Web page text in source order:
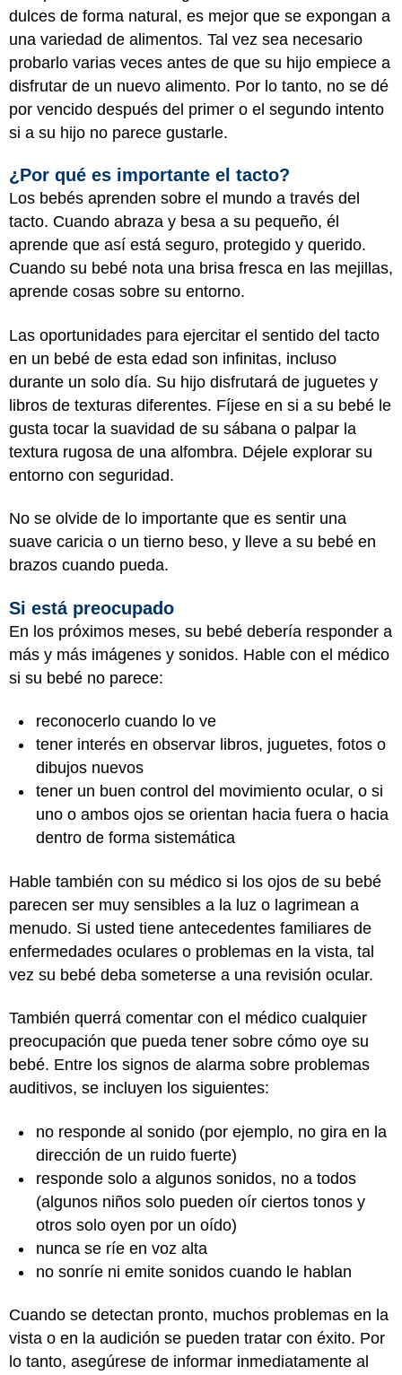
dulces de forma natural, es mejor que se expongan a
una variedad de alimentos. Tal vez sea necesario
probarlo varias veces antes de que su hijo empiece a
disfrutar de un nuevo alimento. Por lo tanto, no se dé
por vencido después del primer o el segundo intento
si a su hijo no parece gustarle.
¿Por qué es importante el tacto?
Los bebés aprenden sobre el mundo a través del
tacto. Cuando abraza y besa a su pequeño, él
aprende que así está seguro, protegido y querido.
Cuando su bebé nota una brisa fresca en las mejillas,
aprende cosas sobre su entorno.
Las oportunidades para ejercitar el sentido del tacto
en un bebé de esta edad son infinitas, incluso
durante un solo día. Su hijo disfrutará de juguetes y
libros de texturas diferentes. Fíjese en si a su bebé le
gusta tocar la suavidad de su sábana o palpar la
textura rugosa de una alfombra. Déjele explorar su
entorno con seguridad.
No se olvide de lo importante que es sentir una
suave caricia o un tierno beso, y lleve a su bebé en
brazos cuando pueda.
Si está preocupado
En los próximos meses, su bebé debería responder a
más y más imágenes y sonidos. Hable con el médico
si su bebé no parece:
reconocerlo cuando lo ve
tener interés en observar libros, juguetes, fotos o
dibujos nuevos
tener un buen control del movimiento ocular, o si
uno o ambos ojos se orientan hacia fuera o hacia
dentro de forma sistemática
Hable también con su médico si los ojos de su bebé
parecen ser muy sensibles a la luz o lagrimean a
menudo. Si usted tiene antecedentes familiares de
enfermedades oculares o problemas en la vista, tal
vez su bebé deba someterse a una revisión ocular.
También querrá comentar con el médico cualquier
preocupación que pueda tener sobre cómo oye su
bebé. Entre los signos de alarma sobre problemas
auditivos, se incluyen los siguientes:
no responde al sonido (por ejemplo, no gira en la
dirección de un ruido fuerte)
responde solo a algunos sonidos, no a todos
(algunos niños solo pueden oír ciertos tonos y
otros solo oyen por un oído)
nunca se ríe en voz alta
no sonríe ni emite sonidos cuando le hablan
Cuando se detectan pronto, muchos problemas en la
vista o en la audición se pueden tratar con éxito. Por
lo tanto, asegúrese de informar inmediatamente al